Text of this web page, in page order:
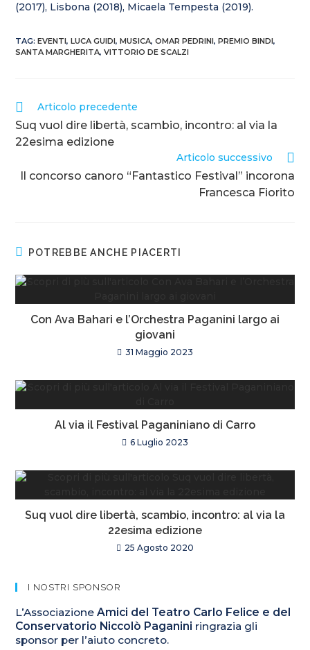
(2017), Lisbona (2018), Micaela Tempesta (2019).
TAG:EVENTI, LUCA GUIDI, MUSICA, OMAR PEDRINI, PREMIO BINDI,
SANTA MARGHERITA, VITTORIO DE SCALZI
Articolo precedente
Suq vuol dire libertà, scambio, incontro: al via la
22esima edizione
Articolo successivo
Il concorso canoro “Fantastico Festival” incorona
Francesca Fiorito
POTREBBE ANCHE PIACERTI
Con Ava Bahari e l’Orchestra Paganini largo ai
giovani
31 Maggio 2023
Al via il Festival Paganiniano di Carro
6 Luglio 2023
Suq vuol dire libertà, scambio, incontro: al via la
22esima edizione
25 Agosto 2020
I NOSTRI SPONSOR
L’AssociazioneAmici del Teatro Carlo Felice e del
Conservatorio Niccolò Paganini ringrazia gli
sponsor per l’aiuto concreto.